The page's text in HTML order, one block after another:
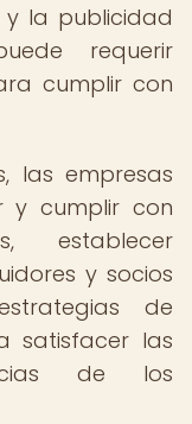
la publicidad
requerir
cumplir con
las empresas
y cumplir con
establecer
y socios
de
satisfacer las
de los